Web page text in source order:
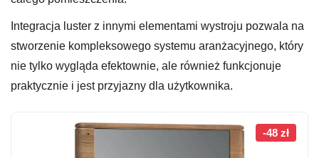
Integracja luster z innymi elementami wystroju pozwala na
stworzenie kompleksowego systemu aranżacyjnego, który
nie tylko wygląda efektownie, ale również funkcjonuje
praktycznie i jest przyjazny dla użytkownika.
-48 zł